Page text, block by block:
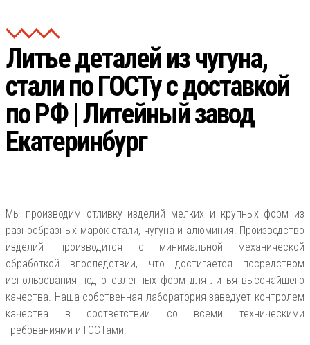
Литье деталей из чугуна,
стали по ГОСТу с доставкой
по РФ | Литейный завод
Екатеринбург
Мы производим отливку изделий мелких и крупных форм из
разнообразных марок стали, чугуна и алюминия. Производство
изделий производится с минимальной механической
обработкой впоследствии, что достигается посредством
использования подготовленных форм для литья высочайшего
качества. Наша собственная лаборатория заведует контролем
качества в соответствии со всеми техническими
требованиями и ГОСТами.